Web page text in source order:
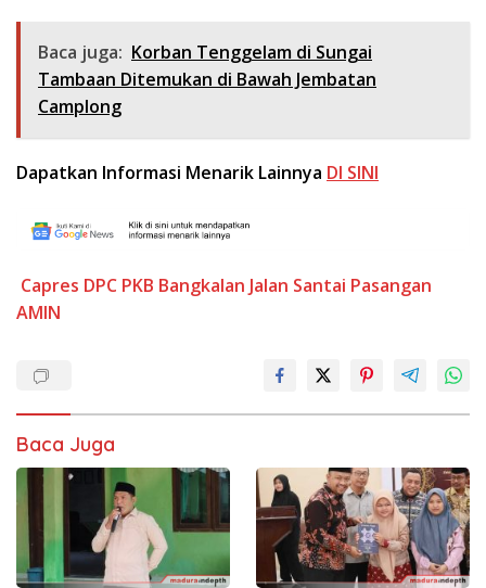
Baca juga: Korban Tenggelam di Sungai
Tambaan Ditemukan di Bawah Jembatan
Camplong
Dapatkan Informasi Menarik Lainnya DI SINI
Capres DPC PKB Bangkalan Jalan Santai Pasangan
AMIN
Baca Juga